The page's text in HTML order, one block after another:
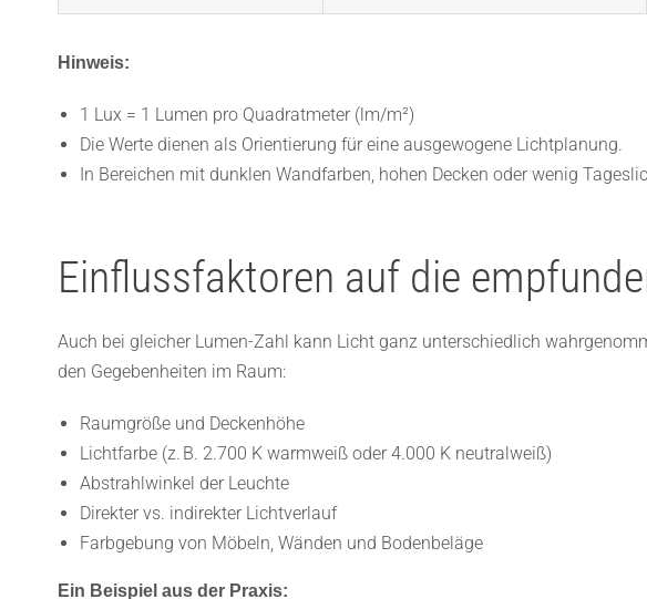
Hinweis:
1 Lux = 1 Lumen pro Quadratmeter (lm/m²)
Die Werte dienen als Orientierung für eine ausgewogene Lichtplanung.
In Bereichen mit dunklen Wandfarben, hohen Decken oder wenig
Einflussfaktoren auf die
Auch bei gleicher Lumen-Zahl kann Licht ganz unterschiedlich
den Gegebenheiten im Raum:
Raumgröße und Deckenhöhe
Lichtfarbe (z. B. 2.700 K warmweiß oder 4.000 K neutralweiß)
Abstrahlwinkel der Leuchte
Direkter vs. indirekter Lichtverlauf
Farbgebung von Möbeln, Wänden und Bodenbeläge
Ein Beispiel aus der Praxis: